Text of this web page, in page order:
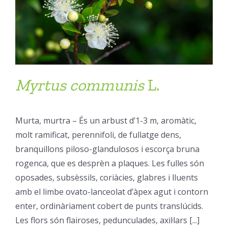
Myrtus communisL.
Murta, murtra – És un arbust d’1-3 m, aromàtic,
molt ramificat, perennifoli, de fullatge dens,
branquillons piloso-glandulosos i escorça bruna
rogenca, que es desprèn a plaques. Les fulles són
oposades, subsèssils, coriàcies, glabres i lluents
amb el limbe ovato-lanceolat d’àpex agut i contorn
enter, ordinàriament cobert de punts translúcids.
Les flors són flairoses, pedunculades, axil·lars [...]